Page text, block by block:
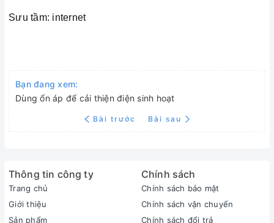
Sưu tầm: internet
Bạn đang xem:
Dùng ổn áp để cải thiện điện sinh hoạt
Bài trước Bài sau
Thông tin công ty
Trang chủ
Giới thiệu
Sản phẩm
Chính sách
Chính sách bảo mật
Chính sách vận chuyển
Chính sách đổi trả